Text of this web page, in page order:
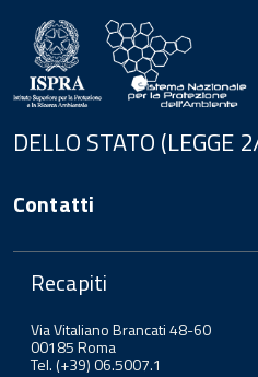
DELLO STATO
Contatti
Recapiti
Via Vitaliano Brancati 48-60
00185 Roma
Tel. (+39) 06.5007.1